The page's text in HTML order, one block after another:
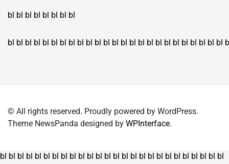
bl bl bl bl bl bl bl bl
bl bl bl bl bl bl bl bl bl bl bl bl bl bl bl bl bl bl bl bl bl bl bl bl bl
© All rights reserved. Proudly powered by WordPress.
Theme NewsPanda designed by WPInterface.
bl bl bl bl bl bl bl bl bl bl bl bl bl bl bl bl bl bl bl bl bl bl bl bl bl bl